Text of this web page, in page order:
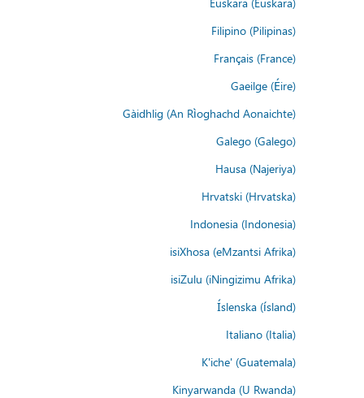
Filipino (Pilipinas)
Français (France)
Gaeilge (Éire)
Gàidhlig (An Rìoghachd Aonaichte)
Galego (Galego)
Hausa (Najeriya)
Hrvatski (Hrvatska)
Indonesia (Indonesia)
isiXhosa (eMzantsi Afrika)
isiZulu (iNingizimu Afrika)
Íslenska (ísland)
Italiano (Italia)
K'iche' (Guatemala)
Kinyarwanda (U Rwanda)